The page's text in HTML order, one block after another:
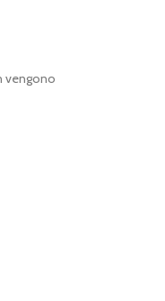
vengono